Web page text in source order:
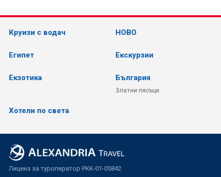
Круизи с водач НОВО
Египет Екскурзии
Екзотика България
Златни пясъци
Хотели по света
Лиценз за туроператор РКК-01-05842